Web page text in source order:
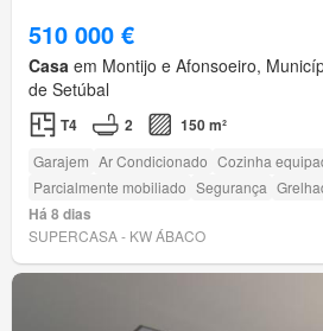
510 000 €
Casa em Montijo e Afonsoeiro,
de Setúbal
T4 2 150 m²
Garajem Ar Condicionado Cozinha
Parcialmente mobiliado Segurança
Há 8 dias
SUPERCASA - KW ÁBACO